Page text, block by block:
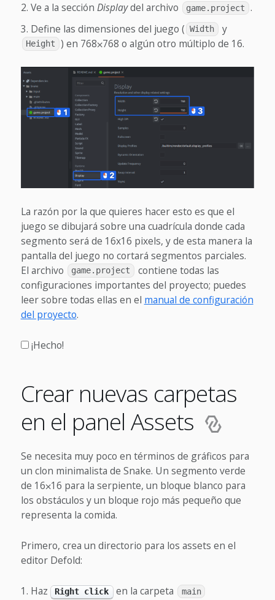
Ve a la sección Displaydel archivo game.project
.
Define las dimensiones del juego ( Width y
Height ) en 768⨉768 o algún otro múltiplo de 16.
La razón por la que quieres hacer esto es que el
juego se dibujará sobre una cuadrícula donde cada
segmento será de 16x16 pixels, y de esta manera la
pantalla del juego no cortará segmentos parciales.
El archivo
game.project
contiene todas las
configuraciones importantes del proyecto; puedes
leer sobre todas ellas en el manual de configuración
del proyecto.
¡Hecho!
Crear nuevas carpetas
en el panel Assets
Se necesita muy poco en términos de gráficos para
un clon minimalista de Snake. Un segmento verde
de 16⨉16 para la serpiente, un bloque blanco para
los obstáculos y un bloque rojo más pequeño que
representa la comida.
Primero, crea un directorio para los assets en el
editor Defold:
Haz Right click en la carpeta main